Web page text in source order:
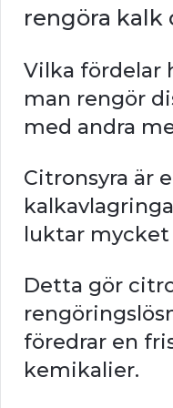
rengöra kalk
Vilka fördelar
man rengör
med andra
Citronsyra är
luktar
Detta gör
föredrar en
kemikalier.